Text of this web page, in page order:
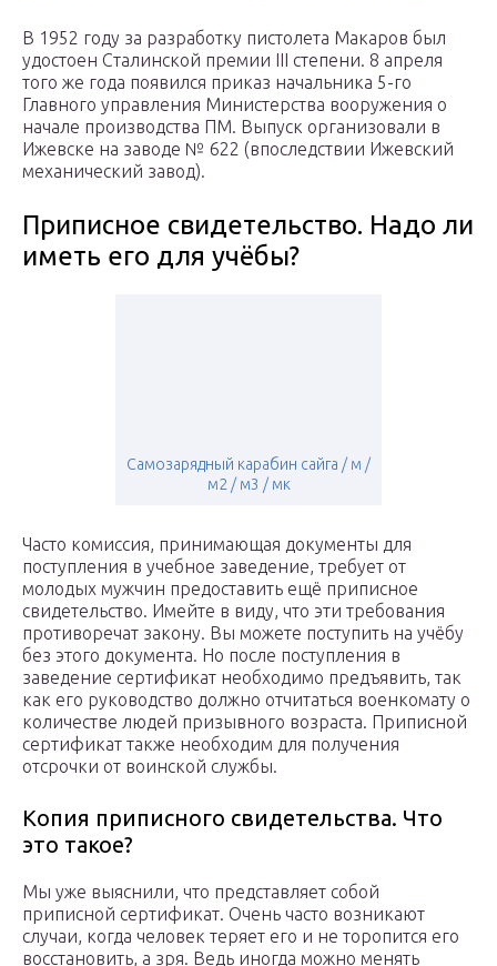
В 1952 году за разработку пистолета Макаров был
удостоен Сталинской премии III степени. 8 апреля
того же года появился приказ начальника 5-го
Главного управления Министерства вооружения о
начале производства ПМ. Выпуск организовали в
Ижевске на заводе № 622 (впоследствии Ижевский
механический завод).
Приписное свидетельство. Надо ли
иметь его для учёбы?
Самозарядный карабин сайга / м /
м2 / м3 / мк
Часто комиссия, принимающая документы для
поступления в учебное заведение, требует от
молодых мужчин предоставить ещё приписное
свидетельство. Имейте в виду, что эти требования
противоречат закону. Вы можете поступить на учёбу
без этого документа. Но после поступления в
заведение сертификат необходимо предъявить, так
как его руководство должно отчитаться военкомату о
количестве людей призывного возраста. Приписной
сертификат также необходим для получения
отсрочки от воинской службы.
Копия приписного свидетельства. Что
это такое?
Мы уже выяснили, что представляет собой
приписной сертификат. Очень часто возникают
случаи, когда человек теряет его и не торопится его
восстановить, а зря. Ведь иногда можно менять